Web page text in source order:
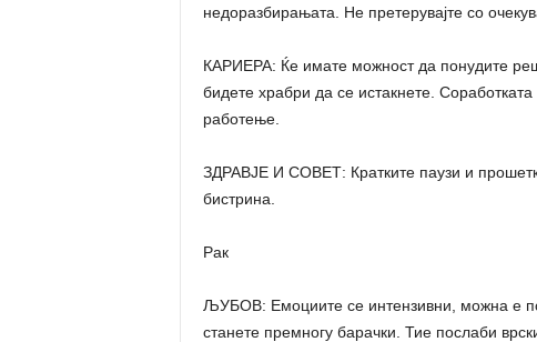
недоразбирањата. Не претерувајте со
КАРИЕРА: Ќе имате можност да понудите
бидете храбри да се истакнете.
работење.
ЗДРАВЈЕ И СОВЕТ: Кратките паузи и
бистрина.
Рак
ЉУБОВ: Емоциите се интензивни, можна е
станете премногу барачки. Тие послаби